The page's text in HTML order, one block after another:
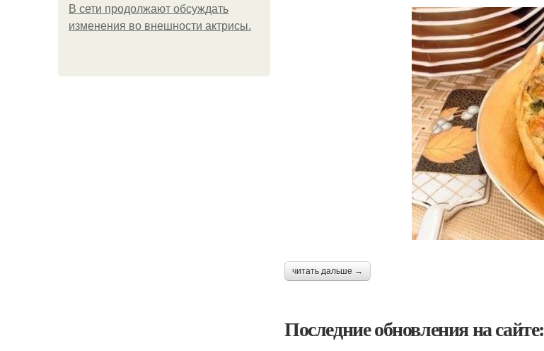
В сети продолжают обсуждать
изменения во внешности актрисы.
читать дальше →
Последние обновления на сайте: